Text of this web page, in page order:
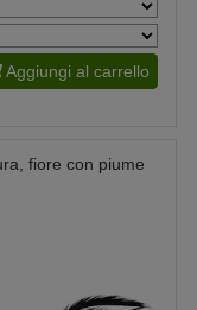
Aggiungi al carrello
fiore con piume